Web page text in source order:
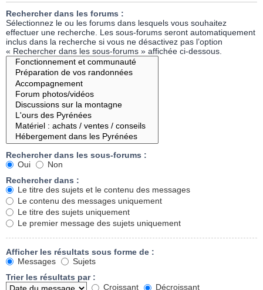
Rechercher dans les forums :
Sélectionnez le ou les forums dans lesquels vous souhaitez
effectuer une recherche. Les sous-forums seront automatiquement
inclus dans la recherche si vous ne désactivez pas l’option
« Rechercher dans les sous-forums » affichée ci-dessous.
Rechercher dans les sous-forums :
Oui
Non
Rechercher dans :
Le titre des sujets et le contenu des messages
Le contenu des messages uniquement
Le titre des sujets uniquement
Le premier message des sujets uniquement
Afficher les résultats sous forme de :
Messages
Sujets
Trier les résultats par :
Croissant
Décroissant